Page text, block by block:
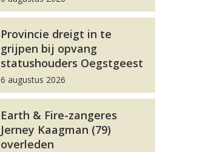
Provincie dreigt in te
grijpen bij opvang
statushouders Oegstgeest
6 augustus 2026
Earth & Fire-zangeres
Jerney Kaagman (79)
overleden